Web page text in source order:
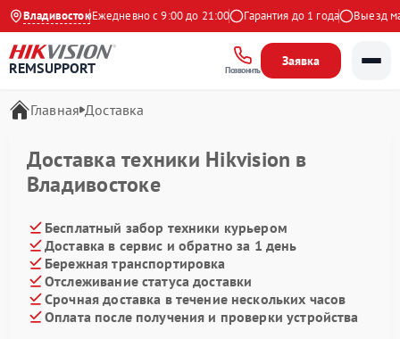
Владивосток
4.9 на Яндекс Ежедневно с 9:00 до 21:00 Гарантия до 1 года Выезд
REMSUPPORT Позвонить
Заявка
Главная Доставка
Доставка техники Hikvision в
Владивостоке
Бесплатный забор техники курьером
Доставка в сервис и обратно за 1 день
Бережная транспортировка
Отслеживание статуса доставки
Срочная доставка в течение нескольких часов
Оплата после получения и проверки устройства